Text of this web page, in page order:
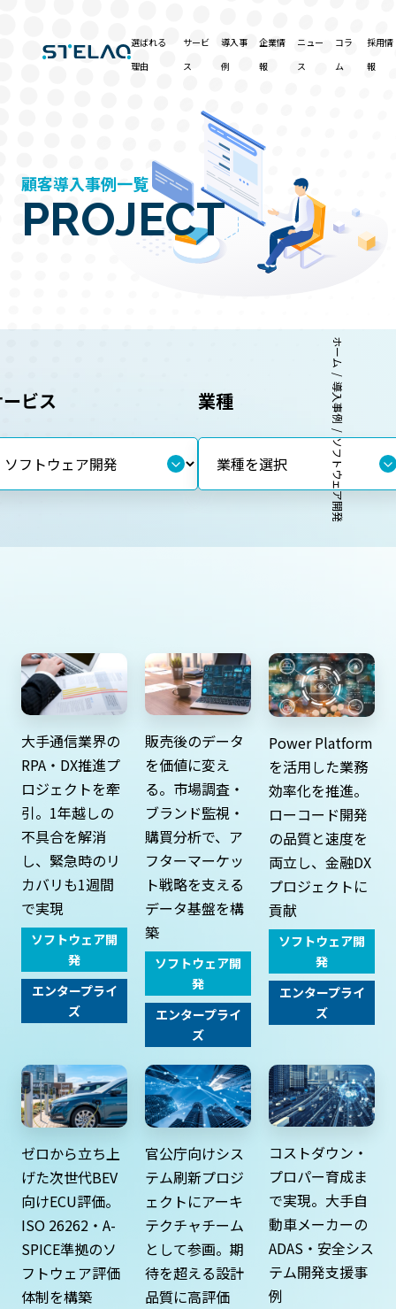
選ばれる
理由
サービ
ス
導入事
例
企業情
報
ニュー
ス
コラ
ム
採用情
報
顧客導入事例一覧
PROJECT
ホーム
導入事例
ソフトウェア開発
ビス 業種
大手通信業界の
RPA・DX推進プ
ロジェクトを牽
引。1年越しの
不具合を解消
し、緊急時のリ
カバリも1週間
で実現
ソフトウェア開
発
エンタープライ
ズ
販売後のデータ
を価値に変え
る。市場調査・
ブランド監視・
購買分析で、ア
フターマーケッ
ト戦略を支える
データ基盤を構
築
ソフトウェア開
発
エンタープライ
ズ
Power Platform
を活用した業務
効率化を推進。
ローコード開発
の品質と速度を
両立し、金融DX
プロジェクトに
貢献
ソフトウェア開
発
エンタープライ
ズ
ゼロから立ち上
げた次世代BEV
向けECU評価。
ISO 26262・A-
SPICE準拠のソ
フトウェア評価
体制を構築
官公庁向けシス
テム刷新プロジ
ェクトにアーキ
テクチャチーム
として参画。期
待を超える設計
品質に高評価
コストダウン・
プロパー育成ま
で実現。大手自
動車メーカーの
ADAS・安全シス
テム開発支援事
例